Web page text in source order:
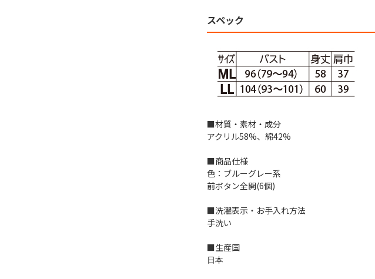
スペック
■材質・素材・成分
アクリル58%、綿42%
■商品仕様
色：ブルーグレー系
前ボタン全開(6個)
■洗濯表示・お手入れ方法
手洗い
■生産国
日本